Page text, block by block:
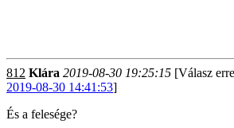
812 Klára 2019-08-30 19:25:15 [Válasz
2019-08-30 14:41:53]
És a felesége?